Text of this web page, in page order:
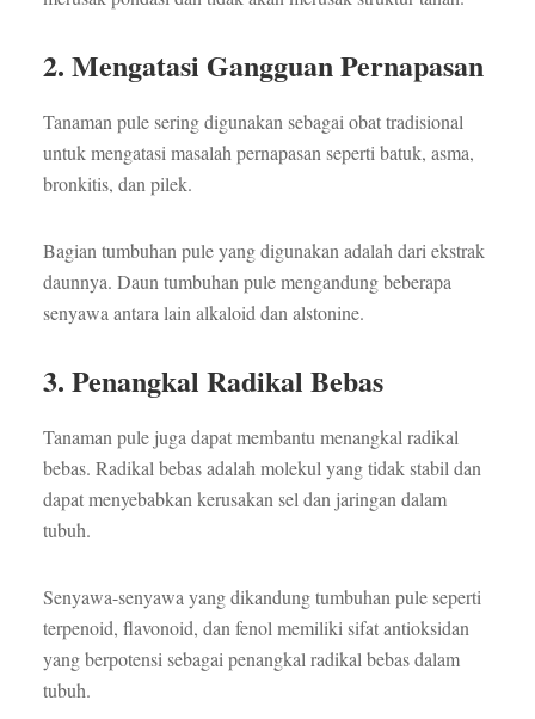
2. Mengatasi Gangguan Pernapasan
Tanaman pule sering digunakan sebagai obat tradisional
untuk mengatasi masalah pernapasan seperti batuk, asma,
bronkitis, dan pilek.
Bagian tumbuhan pule yang digunakan adalah dari ekstrak
daunnya. Daun tumbuhan pule mengandung beberapa
senyawa antara lain alkaloid dan alstonine.
3. Penangkal Radikal Bebas
Tanaman pule juga dapat membantu menangkal radikal
bebas. Radikal bebas adalah molekul yang tidak stabil dan
dapat menyebabkan kerusakan sel dan jaringan dalam
tubuh.
Senyawa-senyawa yang dikandung tumbuhan pule seperti
terpenoid, flavonoid, dan fenol memiliki sifat antioksidan
yang berpotensi sebagai penangkal radikal bebas dalam
tubuh.